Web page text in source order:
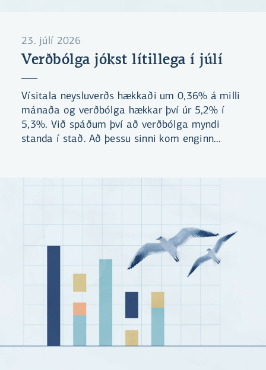
23. júlí 2026
Verðbólga jókst lítillega í júlí
Vísitala neysluverðs hækkaði um 0,36% á milli
mánaða og verðbólga hækkar því úr 5,2% í
5,3%. Við spáðum því að verðbólga myndi
standa í stað. Að þessu sinni kom enginn
mánuði.